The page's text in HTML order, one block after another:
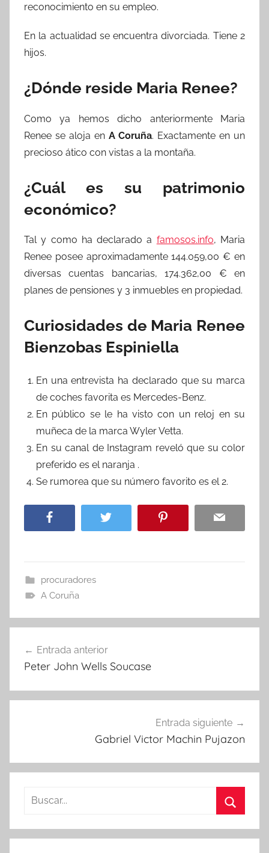
reconocimiento en su empleo.
En la actualidad se encuentra divorciada. Tiene 2
hijos.
¿Dónde reside Maria Renee?
Como ya hemos dicho anteriormente Maria
Renee se aloja en A Coruña. Exactamente en un
precioso ático con vistas a la montaña.
¿Cuál es su patrimonio
económico?
Tal y como ha declarado a famosos.info, Maria
Renee posee aproximadamente 144.059,00 € en
diversas cuentas bancarias, 174.362,00 € en
planes de pensiones y 3 inmuebles en propiedad.
Curiosidades de Maria Renee
Bienzobas Espiniella
En una entrevista ha declarado que su marca
de coches favorita es Mercedes-Benz.
En público se le ha visto con un reloj en su
muñeca de la marca Wyler Vetta.
En su canal de Instagram reveló que su color
preferido es el naranja .
Se rumorea que su número favorito es el 2.
procuradores
A Coruña
de
Entrada anterior
Peter John Wells Soucase
Entrada siguiente
Gabriel Victor Machin Pujazon
Buscar: